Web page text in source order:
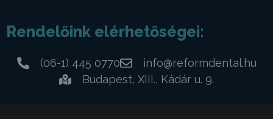
Rendelőink elérhetőségei:
(06-1) 445 0770
info@reformdental.hu
Budapest, XIII., Kádár u. 9.